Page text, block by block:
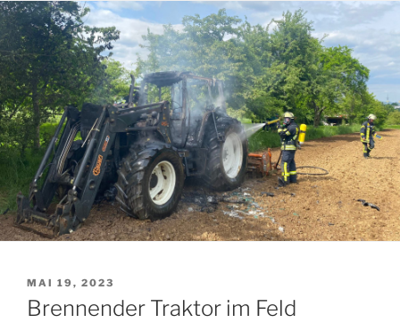
VERÖFFENTLICHT
AM
MAI 19, 2023
Brennender Traktor im Feld